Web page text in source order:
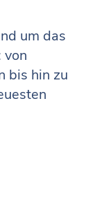
um das
von
bis hin zu